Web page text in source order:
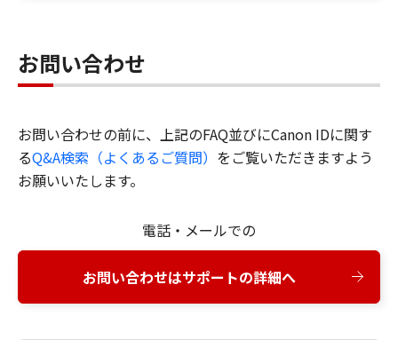
お問い合わせ
お問い合わせの前に、上記のFAQ並びにCanon IDに関す
るQ&A検索（よくあるご質問） をご覧いただきますよう
お願いいたします。
電話・メールでの
お問い合わせはサポートの詳細へ